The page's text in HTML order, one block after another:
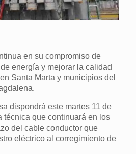
en su compromiso de
energía y mejorar la calidad
Santa Marta y municipios del
dispondrá este martes 11 de
técnica que continuará en los
del cable conductor que
eléctrico al corregimiento de